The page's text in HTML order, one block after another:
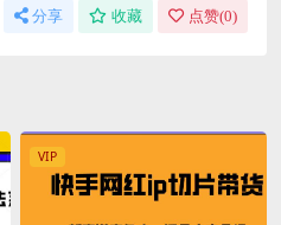
分享 收藏 点赞(0)
VIP